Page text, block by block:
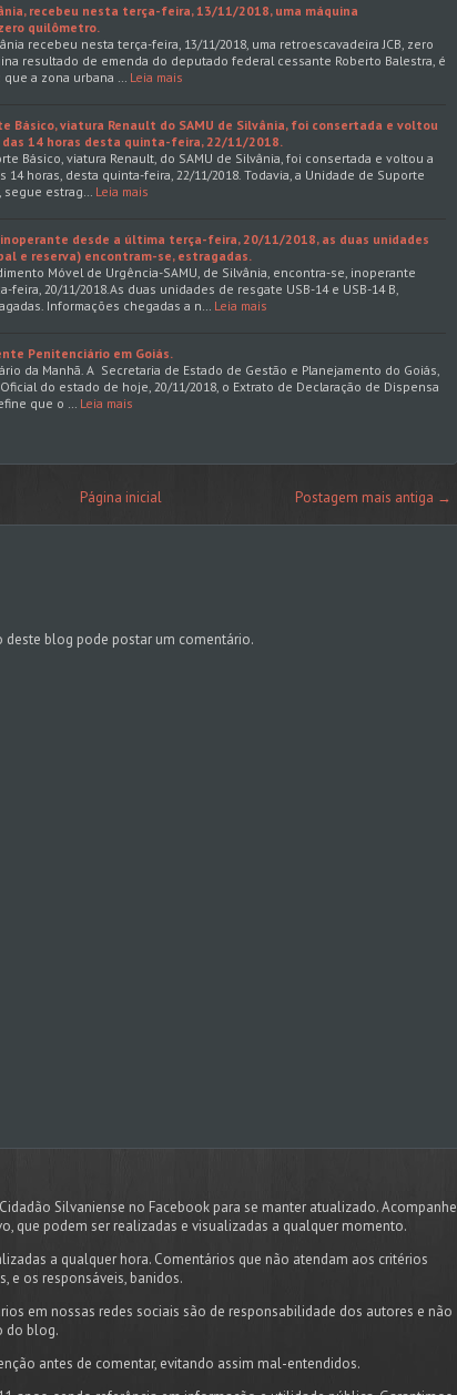
recebeu nesta terça-feira, 13/11/2018, uma máquina
quilômetro.
recebeu nesta terça-feira, 13/11/2018, uma retroescavadeira JCB, zero
resultado de emenda do deputado federal cessante Roberto Balestra, é
a zona urbana …
Leia mais
Básico, viatura Renault do SAMU de Silvânia, foi consertada e voltou
14 horas desta quinta-feira, 22/11/2018.
Básico, viatura Renault, do SAMU de Silvânia, foi consertada e voltou a
14 horas, desta quinta-feira, 22/11/2018. Todavia, a Unidade de Suporte
segue estrag…
Leia mais
inoperante desde a última terça-feira, 20/11/2018, as duas unidades
e reserva) encontram-se, estragadas.
Móvel de Urgência-SAMU, de Silvânia, encontra-se, inoperante
feira, 20/11/2018.As duas unidades de resgate USB-14 e USB-14 B,
Informações chegadas a n…
Leia mais
Penitenciário em Goiás.
da Manhã. A Secretaria de Estado de Gestão e Planejamento do Goiás,
do estado de hoje, 20/11/2018, o Extrato de Declaração de Dispensa
que o …
Leia mais
Postagem mais antiga →
Página inicial
deste blog pode postar um comentário.
Silvaniense no Facebook para se manter atualizado. Acompanhe
que podem ser realizadas e visualizadas a qualquer momento.
a qualquer hora. Comentários que não atendam aos critérios
e os responsáveis, banidos.
em nossas redes sociais são de responsabilidade dos autores e não
do blog.
antes de comentar, evitando assim mal-entendidos.